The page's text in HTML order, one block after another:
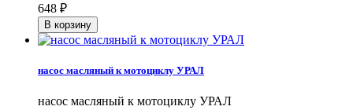
648 ₽
насос масляный к мотоциклу УРАЛ
насос масляный к мотоциклу УРАЛ